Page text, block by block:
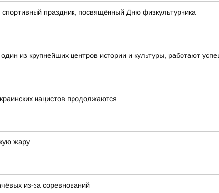
праздник, посвящённый Дню физкультурника
из крупнейших центров истории и культуры, работают
нацистов продолжаются
жару
из-за соревнований